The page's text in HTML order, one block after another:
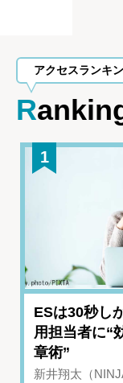
アクセスランキ
1
ESは30秒し
用担当者に“
章術”
新井翔太（